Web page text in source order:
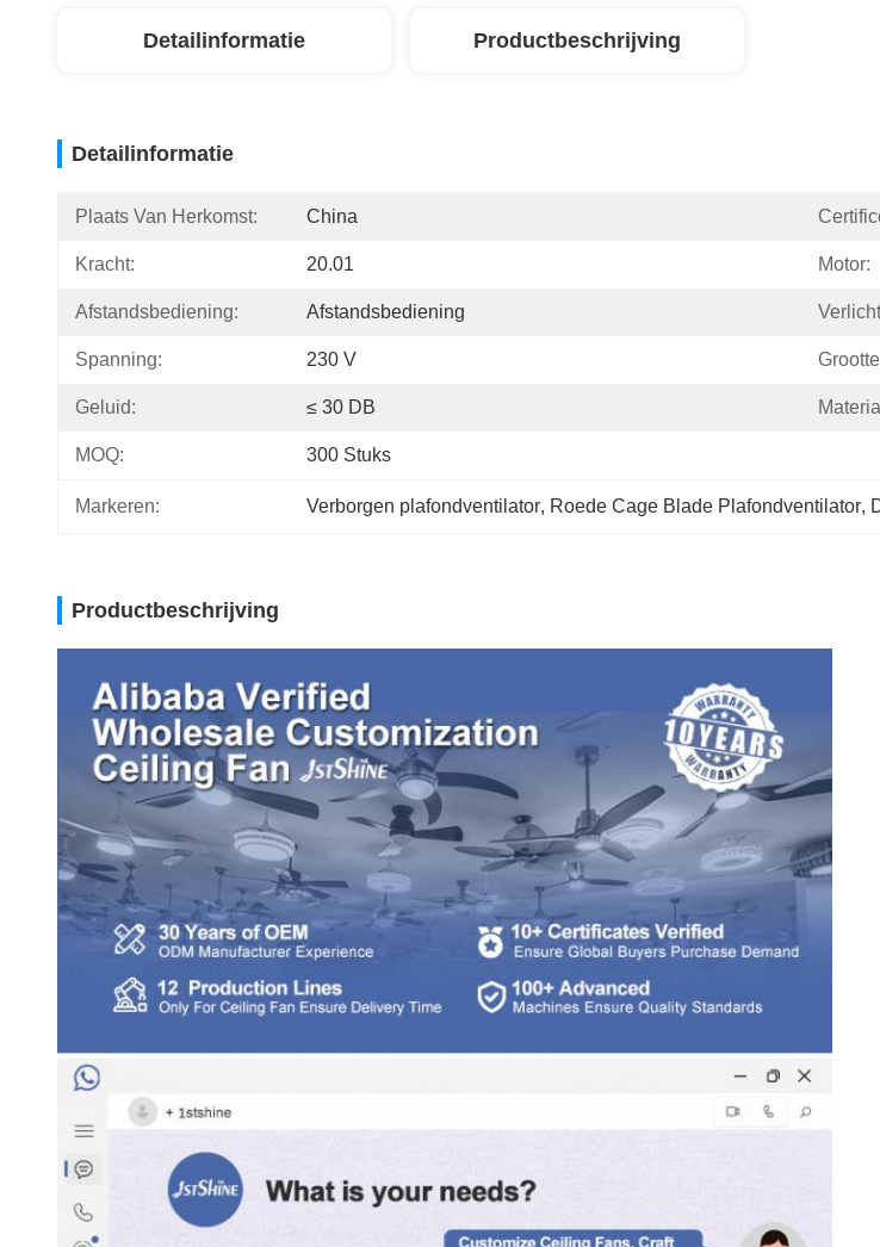
Detailinformatie Productbeschrijving
Detailinformatie
Plaats Van Herkomst: China
Kracht: 20.01 Motor:
Afstandsbediening: Afstandsbediening
Spanning: 230 V
Geluid: ≤ 30 DB
MOQ: 300 Stuks
Markeren: Verborgen plafondventilator, Roede Cage Blade Plafondventilator,
Productbeschrijving